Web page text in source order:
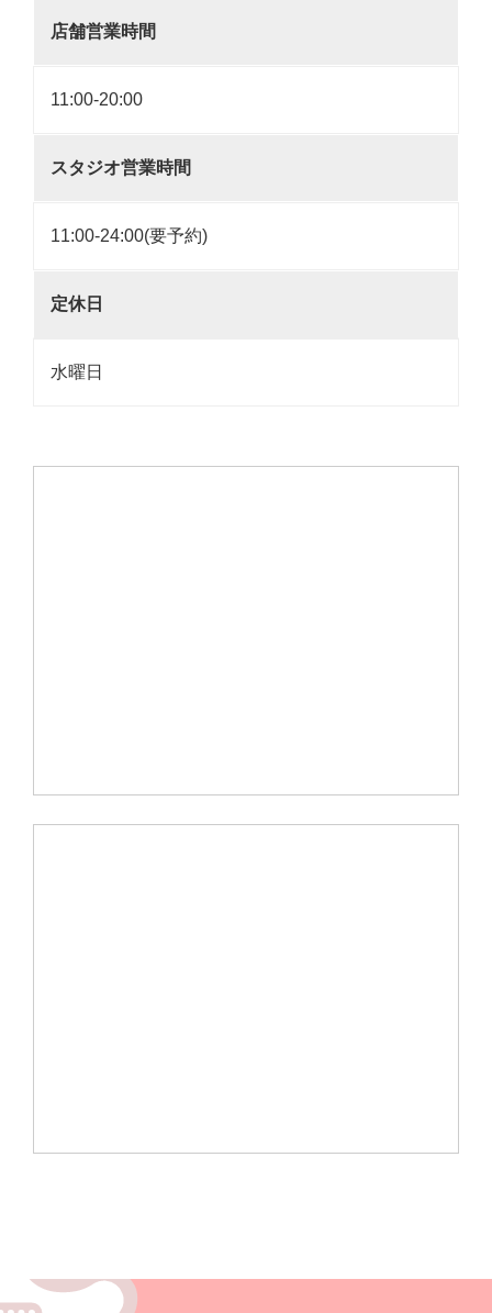
店舗営業時間
11:00-20:00
スタジオ営業時間
11:00-24:00(要予約)
定休日
水曜日